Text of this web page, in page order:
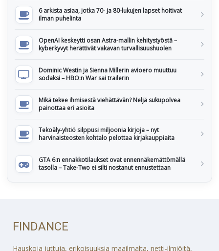
6 arkista asiaa, jotka 70- ja 80-lukujen lapset hoitivat
ilman puhelinta
OpenAI keskeytti osan Astra-mallin kehitystyöstä –
kyberkyvyt herättivät vakavan turvallisuushuolen
Dominic Westin ja Sienna Millerin avioero muuttuu
sodaksi – HBO:n War sai trailerin
Mikä tekee ihmisestä viehättävän? Neljä sukupolvea
painottaa eri asioita
Tekoäly-yhtiö silppusi miljoonia kirjoja – nyt
harvinaisteosten kohtalo pelottaa kirjakauppiaita
GTA 6:n ennakkotilaukset ovat ennennäkemättömällä
tasolla – Take-Two ei silti nostanut ennustettaan
FINDANCE
Hauskoja juttuja, erikoisuuksia maailmalta, netti-ilmiöitä,